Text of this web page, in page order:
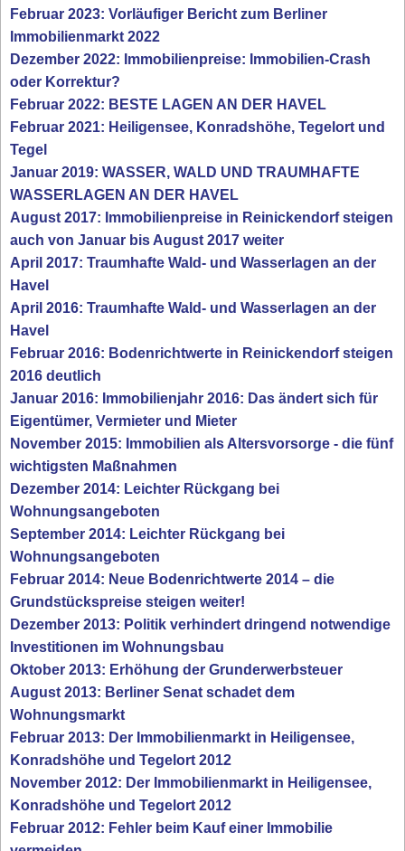
Februar 2023: Vorläufiger Bericht zum Berliner
Immobilienmarkt 2022
Dezember 2022: Immobilienpreise: Immobilien-Crash
oder Korrektur?
Februar 2022: BESTE LAGEN AN DER HAVEL
Februar 2021: Heiligensee, Konradshöhe, Tegelort und
Tegel
Januar 2019: WASSER, WALD UND TRAUMHAFTE
WASSERLAGEN AN DER HAVEL
August 2017: Immobilienpreise in Reinickendorf steigen
auch von Januar bis August 2017 weiter
April 2017: Traumhafte Wald- und Wasserlagen an der
Havel
April 2016: Traumhafte Wald- und Wasserlagen an der
Havel
Februar 2016: Bodenrichtwerte in Reinickendorf steigen
2016 deutlich
Januar 2016: Immobilienjahr 2016: Das ändert sich für
Eigentümer, Vermieter und Mieter
November 2015: Immobilien als Altersvorsorge - die fünf
wichtigsten Maßnahmen
Dezember 2014: Leichter Rückgang bei
Wohnungsangeboten
September 2014: Leichter Rückgang bei
Wohnungsangeboten
Februar 2014: Neue Bodenrichtwerte 2014 – die
Grundstückspreise steigen weiter!
Dezember 2013: Politik verhindert dringend notwendige
Investitionen im Wohnungsbau
Oktober 2013: Erhöhung der Grunderwerbsteuer
August 2013: Berliner Senat schadet dem
Wohnungsmarkt
Februar 2013: Der Immobilienmarkt in Heiligensee,
Konradshöhe und Tegelort 2012
November 2012: Der Immobilienmarkt in Heiligensee,
Konradshöhe und Tegelort 2012
Februar 2012: Fehler beim Kauf einer Immobilie